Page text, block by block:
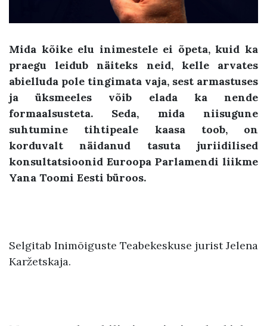
Mida kõike elu inimestele ei õpeta, kuid ka
praegu leidub näiteks neid, kelle arvates
abielluda pole tingimata vaja, sest armastuses
ja üksmeeles võib elada ka nende
formaalsusteta. Seda, mida niisugune
suhtumine tihtipeale kaasa toob, on
korduvalt näidanud tasuta juriidilised
konsultatsioonid Euroopa Parlamendi liikme
Yana Toomi Eesti büroos.
Selgitab Inimõiguste Teabekeskuse jurist Jelena
Karžetskaja.